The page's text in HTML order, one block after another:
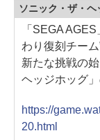
ソニック・ザ・ヘ
「SEGA
わり復刻チーム
新たな挑戦の
ヘッジホッグ
https://
20.html